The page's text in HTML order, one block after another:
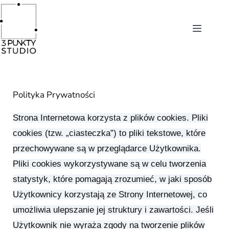
Polityka Prywatności
Strona Internetowa korzysta z plików cookies. Pliki
cookies (tzw. „ciasteczka”) to pliki tekstowe, które
przechowywane są w przeglądarce Użytkownika.
Pliki cookies wykorzystywane są w celu tworzenia
statystyk, które pomagają zrozumieć, w jaki sposób
Użytkownicy korzystają ze Strony Internetowej, co
umożliwia ulepszanie jej struktury i zawartości. Jeśli
Użytkownik nie wyraża zgody na tworzenie plików